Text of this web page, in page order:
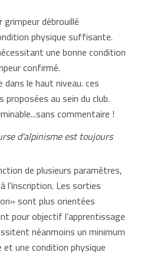
débrouillé
physique suffisante.
une bonne condition
confirmé.
le haut niveau. ces
au sein du club.
commentaire !
d'alpinisme est toujours
de plusieurs paramètres,
l’inscription. Les sorties
sont plus orientées
pour objectif l’apprentissage
néanmoins un minimum
et une condition physique